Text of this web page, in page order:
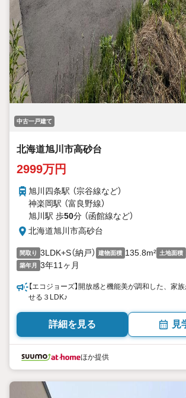
中古一戸建て
北海道旭川市高砂台
2999万円
旭川四条駅 （宗谷線など）
神楽岡駅 （富良野線）
旭川駅 歩50分 （函館線など）
北海道旭川市高砂台
間取り 3LDK+S（納戸） 建物面積 135.8m² 土地面積
築年月 3年11ヶ月
【エコジョーズ】開放感と機能美が調和した、家
せる３LDK♪
詳細を見る 見
ほか提供